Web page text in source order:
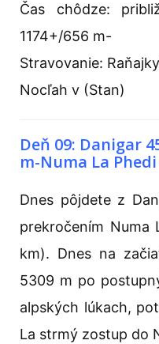
Čas chôdze:
1174+/656 m-
Stravovanie:
Nocľah v (Stan)
Deň 09: Danigar
m-Numa La Phedi
Dnes pôjdete z
prekročením Numa
km). Dnes na
5309 m po
alpských lúkach,
La strmý zostup do